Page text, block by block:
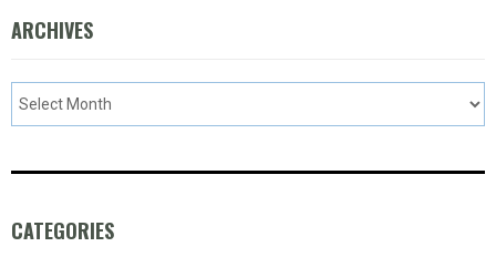
ARCHIVES
CATEGORIES